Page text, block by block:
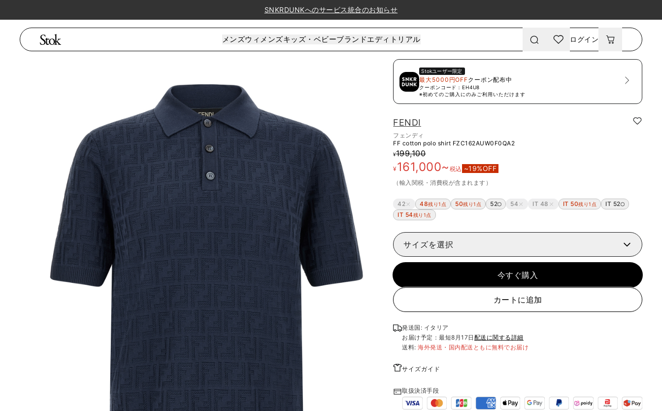
SNKRDUNKへのサービス統合のお知らせ
メンズウィメンズキッズ・ベビーブランドエディトリアル ログイン
Stokユーザー限定
最大5000円OFFクーポン配布中
クーポンコード： EH4U8
※初めてのご購入にのみご利用いただけます
FENDI
フェンディ
FF cotton polo shirt FZC162AUW0F0QA2
¥199,100
¥161,000~ 税込 ~19%OFF
（輸入関税・消費税が含まれます）
42 48残り1点 50残り1点 52 54 IT 48 IT 50残り1点
IT 52
IT 54残り1点
サイズを選択
今すぐ購入
カートに追加
発送国: イタリア
お届け予定：最短8月17日 配送に関する詳細
送料:海外発送・国内配送ともに無料でお届け
サイズガイド
取扱決済手段